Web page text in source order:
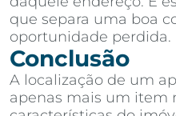
que separa uma boa
oportunidade perdida.
Conclusão
A localização de um
apenas mais um item